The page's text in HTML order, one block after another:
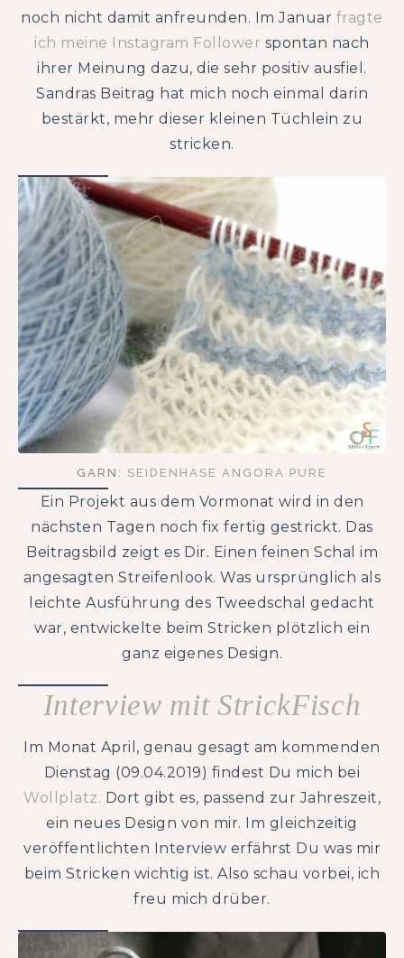
noch nicht damit anfreunden. Im Januar fragte
ich meine Instagram Follower spontan nach
ihrer Meinung dazu, die sehr positiv ausfiel.
Sandras Beitrag hat mich noch einmal darin
bestärkt, mehr dieser kleinen Tüchlein zu
stricken.
GARN: SEIDENHASE ANGORA PURE
Ein Projekt aus dem Vormonat wird in den
nächsten Tagen noch fix fertig gestrickt. Das
Beitragsbild zeigt es Dir. Einen feinen Schal im
angesagten Streifenlook. Was ursprünglich als
leichte Ausführung des Tweedschal gedacht
war, entwickelte beim Stricken plötzlich ein
ganz eigenes Design.
Interview mit StrickFisch
Im Monat April, genau gesagt am kommenden
Dienstag (09.04.2019) findest Du mich bei
Wollplatz. Dort gibt es, passend zur Jahreszeit,
ein neues Design von mir. Im gleichzeitig
veröffentlichten Interview erfährst Du was mir
beim Stricken wichtig ist. Also schau vorbei, ich
freu mich drüber.